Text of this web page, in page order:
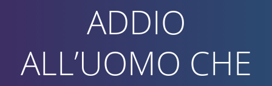
ADDIO
ALL’UOMO CHE